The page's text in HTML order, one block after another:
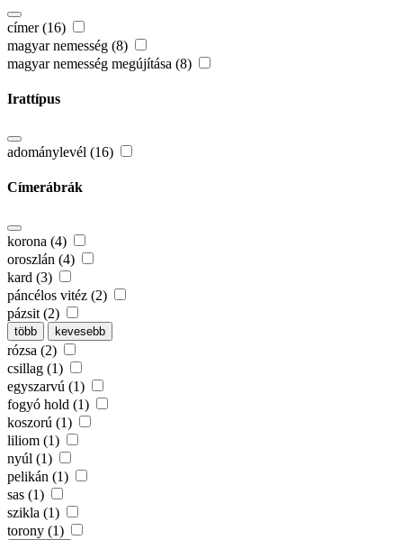
címer (16)
magyar nemesség (8)
magyar nemesség megújítása (8)
Irattípus
adománylevél (16)
Címerábrák
korona (4)
oroszlán (4)
kard (3)
páncélos vitéz (2)
pázsit (2)
több kevesebb
rózsa (2)
csillag (1)
egyszarvú (1)
fogyó hold (1)
koszorú (1)
liliom (1)
nyúl (1)
pelikán (1)
sas (1)
szikla (1)
torony (1)